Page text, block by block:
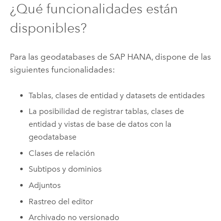
¿Qué funcionalidades están
disponibles?
Para las geodatabases de SAP HANA, dispone de las
siguientes funcionalidades:
Tablas, clases de entidad y datasets de entidades
La posibilidad de registrar tablas, clases de
entidad y vistas de base de datos con la
geodatabase
Clases de relación
Subtipos y dominios
Adjuntos
Rastreo del editor
Archivado no versionado